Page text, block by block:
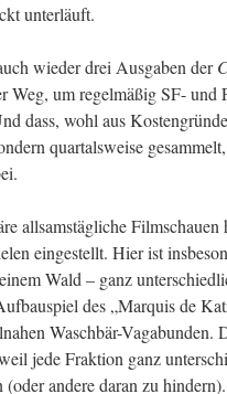
unterläuft.
wie­der drei Aus­ga­ben der
Weg, um regel­mä­ßig SF- und
dass, wohl aus
quar­tals­wei­se
all­sams­täg­li­che
ein­ge­stellt. Hier ist
Wald – ganz
des „Mar­quis de
Wasch­bär-Vaga­bun­den.
jede Frak­ti­on ganz
ande­re dar­an zu hindern).